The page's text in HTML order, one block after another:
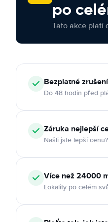
po
Tato akce platí
Bezplatné zrušení
Do 48 hodin před
Záruka nejlepší
Našli jste lepší
Více než 24000
Lokality po celém